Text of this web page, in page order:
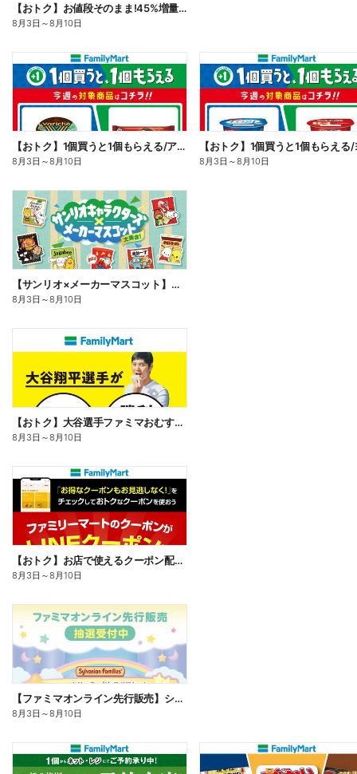
【おトク】お値段そのまま!45%増量作戦!
8月3日 ～8月10日
【おトク】1個買うと1個もらえる/アイス
8月3日 ～8月10日 8月3日 ～8月10日
【サンリオ×メーカーマスコット】オリジナルグッズ貰える!
8月3日 ～8月10日
【おトク】大谷選手ファミマおむすび割
8月3日 ～8月10日
【おトク】お店で使えるクーポン配信中
8月3日 ～8月10日
【ファミマオンライン先行販売】シルバニアファミリー
8月3日 ～8月10日